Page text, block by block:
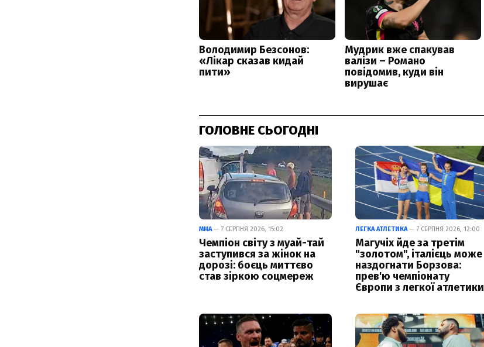
ГОЛОВНЕ СЬОГОДНІ
ММА— 7 СЕРПНЯ 2026, 15:02
Чемпіон світу з муай-тай
заступився за жінок на
дорозі: боєць миттєво
став зіркою соцмереж
ЛЕГКА АТЛЕТИКА— 7 СЕРПНЯ 2026, 12:00
Магучіх йде за третім
"золотом", італієць може
наздогнати Борзова:
прев'ю чемпіонату
Європи з легкої атлетики